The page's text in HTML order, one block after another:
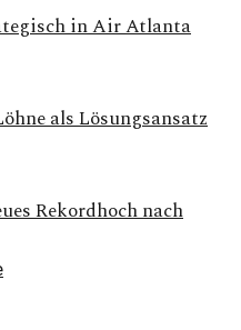
in Air Atlanta
als Lösungsansatz
Rekordhoch nach